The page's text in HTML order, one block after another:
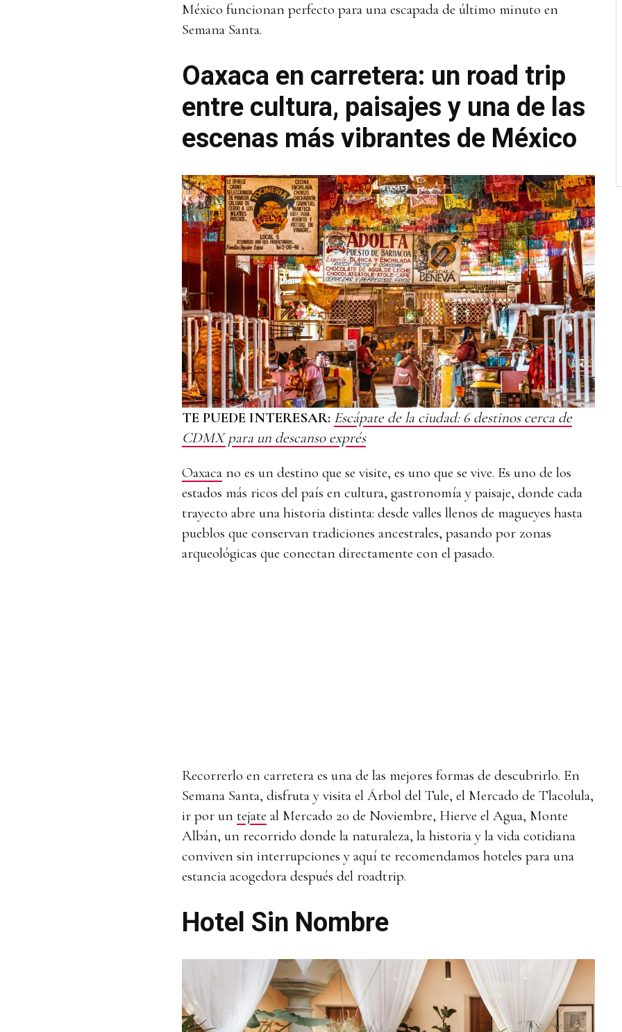
México funcionan perfecto para una escapada de último minuto en
Semana Santa.
Oaxaca en carretera: un road trip
entre cultura, paisajes y una de las
escenas más vibrantes de México
TE PUEDE INTERESAR: Escápate de la ciudad: 6 destinos cerca de
CDMX para un descanso exprés
Oaxaca no es un destino que se visite, es uno que se vive. Es uno de los
estados más ricos del país en cultura, gastronomía y paisaje, donde cada
trayecto abre una historia distinta: desde valles llenos de magueyes hasta
pueblos que conservan tradiciones ancestrales, pasando por zonas
arqueológicas que conectan directamente con el pasado.
Recorrerlo en carretera es una de las mejores formas de descubrirlo. En
Semana Santa, disfruta y visita el Árbol del Tule, el Mercado de Tlacolula,
ir por un tejate al Mercado 20 de Noviembre, Hierve el Agua, Monte
Albán, un recorrido donde la naturaleza, la historia y la vida cotidiana
conviven sin interrupciones y aquí te recomendamos hoteles para una
estancia acogedora después del roadtrip.
Hotel Sin Nombre